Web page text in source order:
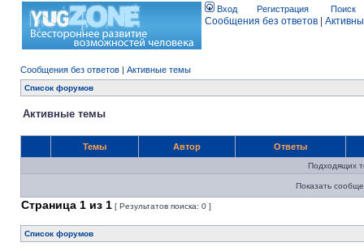
Вход Регистрация Поиск
Сообщения без ответов
Сообщения без ответов | Активные темы
Список форумов
Активные темы
Темы Автор Ответы
Подходящих
Показать
Страница 1 из 1 [ Результатов поиска: 0 ]
Список форумов